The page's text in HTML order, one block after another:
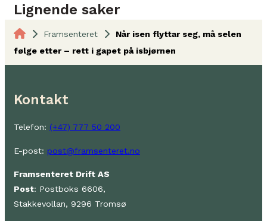
Lignende saker
Framsenteret
Når isen flyttar seg, må selen
følge etter – rett i gapet på isbjørnen
Kontakt
Telefon: (+47) 777 50 200
E-post: post@framsenteret.no
Framsenteret Drift AS
Post: Postboks 6606,
Stakkevollan, 9296 Tromsø